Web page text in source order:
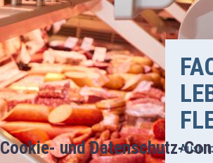
Cookie- und Datenschutz-